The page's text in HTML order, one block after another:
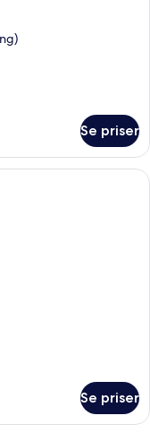
Se priser
hotelværelse med en
Se priser